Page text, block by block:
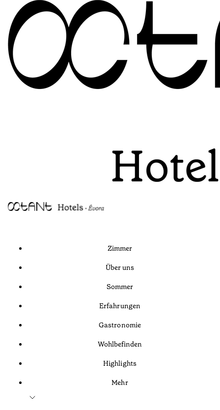
Zimmer
Über uns
Sommer
Erfahrungen
Gastronomie
Wohlbefinden
Highlights
Mehr